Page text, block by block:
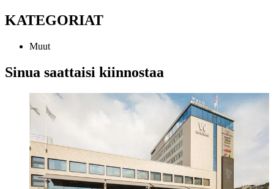
KATEGORIAT
Muut
Sinua saattaisi kiinnostaa